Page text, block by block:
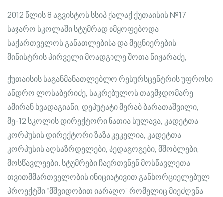
2012 წლის 8 აგვისტოს სსიპ ქალაქ ქუთაისის №17
საჯარო სკოლაში სტუმრად იმყოფებოდა
საქართველოს განათლებისა და მეცნიერების
მინისტრის პირველი მოადგილე შოთა ნიჟარაძე,
ქუთაისის საგანმანათლებლო რესურსცენტრის უფროსი
ანდრო ლოსაბერიძე, საკრებულოს თავმჯდომარე
ამირან ხვადაგიანი, დეპუტატი მერაბ ბარათაშვილი,
მე-12 სკოლის დირექტორი ნათია სულავა, კადეტთა
კორპუსის დირექტორი ზაზა კეკელია, კადეტთა
კორპუსის აღსაზრდელები, პედაგოგები, მშობლები,
მოსწავლეები. სტუმრები ჩაერთვნენ მოსწავლეთა
თვითმმართველობის ინიციატივით განხორციელებულ
პროექტში “მშვიდობით იარაღო” რომელიც მიეძღვნა